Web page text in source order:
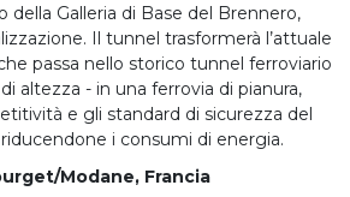
della Galleria di Base del Brennero,
Il tunnel trasformerà l’attuale
passa nello storico tunnel ferroviario
altezza - in una ferrovia di pianura,
e gli standard di sicurezza del
i consumi di energia.
Modane, Francia